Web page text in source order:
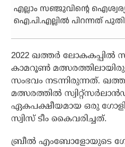
എല്ലാം സഞ്ജുവിന്റെ
ഐ.പി.എല്ലില്‍ പിറന്നത്
2022 ഖത്തര്‍ ലോകകപ്പില്‍
കാമറൂണ്‍
സംഭവം നടന്നിരുന്നത്.
മത്സരത്തില്‍
ഏകപക്ഷീയമായ ഒരു
സ്വിസ് ടീം കൈവരിച്ചത്.
ബ്രീല്‍ എംബോളോയുടെ